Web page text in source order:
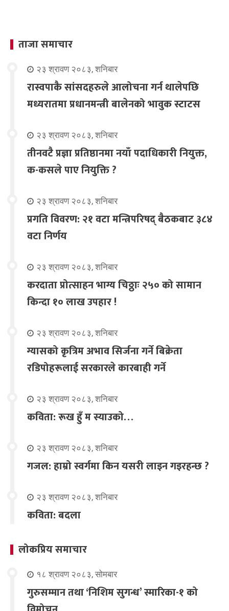
ताजा समाचार
२३ श्रावण २०८३, शनिबार
रास्वपाकै सांसदहरुले आलोचना गर्न थालेपछि
मध्यरातमा प्रधानमन्त्री बालेनको भावुक स्टाटस
२३ श्रावण २०८३, शनिबार
तीनवटै प्रज्ञा प्रतिष्ठानमा नयाँ पदाधिकारी नियुक्त,
क-कसले पाए नियुक्ति ?
२३ श्रावण २०८३, शनिबार
प्रगति विवरण: २१ वटा मन्त्रिपरिषद् बैठकबाट ३८४
वटा निर्णय
२३ श्रावण २०८३, शनिबार
करदाता प्रोत्साहन भाग्य चिठ्ठाः २५० को सामान
किन्दा १० लाख उपहार !
२३ श्रावण २०८३, शनिबार
ग्यासको कृत्रिम अभाव सिर्जना गर्ने बिक्रेता
रडिपोहरूलाई सरकारले कारबाही गर्ने
२३ श्रावण २०८३, शनिबार
कविता: रूख हुँ म स्याउको…
२३ श्रावण २०८३, शनिबार
गजल: हाम्रो स्वर्गमा किन यसरी लाइन गइरहन्छ ?
२३ श्रावण २०८३, शनिबार
कविता: बदला
लोकप्रिय समाचार
१८ श्रावण २०८३, सोमबार
गुरुसम्मान तथा ‘निशिम सुगन्ध’ स्मारिका-१ को